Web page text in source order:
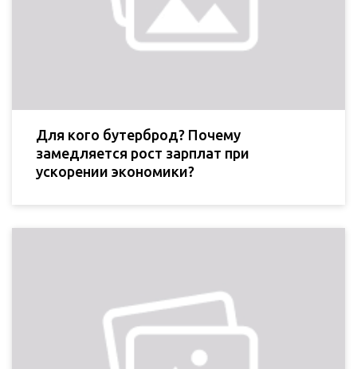
Для кого бутерброд? Почему
замедляется рост зарплат при
ускорении экономики?